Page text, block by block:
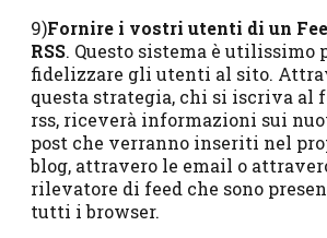
9)Fornire i vostri utenti di un
RSS. Questo sistema è utilissimo
fidelizzare gli utenti al sito.
questa strategia, chi si iscriva al
rss, riceverà informazioni sui
post che verranno inseriti nel
blog, attravero le email o
rilevatore di feed che sono
tutti i browser.